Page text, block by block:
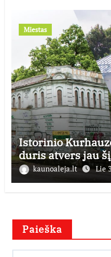
Miestas
Istorinio
duris atvers jau
kaunoaleja.lt Lie
Paieška